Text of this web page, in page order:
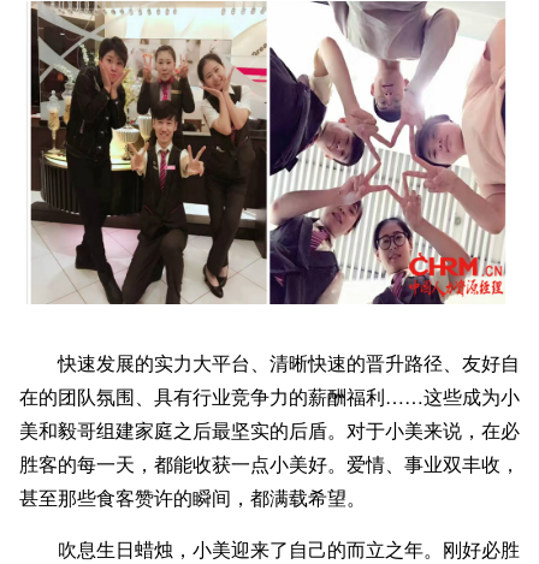
快速发展的实力大平台、清晰快速的晋升路径、友好自
在的团队氛围、具有行业竞争力的薪酬福利……这些成为小
美和毅哥组建家庭之后最坚实的后盾。对于小美来说，在必
胜客的每一天，都能收获一点小美好。爱情、事业双丰收，
甚至那些食客赞许的瞬间，都满载希望。
吹息生日蜡烛，小美迎来了自己的而立之年。刚好必胜